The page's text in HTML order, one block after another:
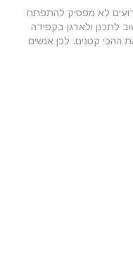
לא מפסיק להתפתח
לתכנן ולארגן בקפידה
ההכי קטנים. לכן אנשים